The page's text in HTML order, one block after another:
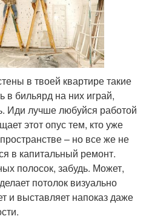
в твоей квартире такие
в бильярд на них играй,
Иди лучше любуйся работой
этот опус тем, кто уже
– но все же не
в капитальный ремонт.
полосок, забудь. Может,
потолок визуально
и выставляет напоказ даже